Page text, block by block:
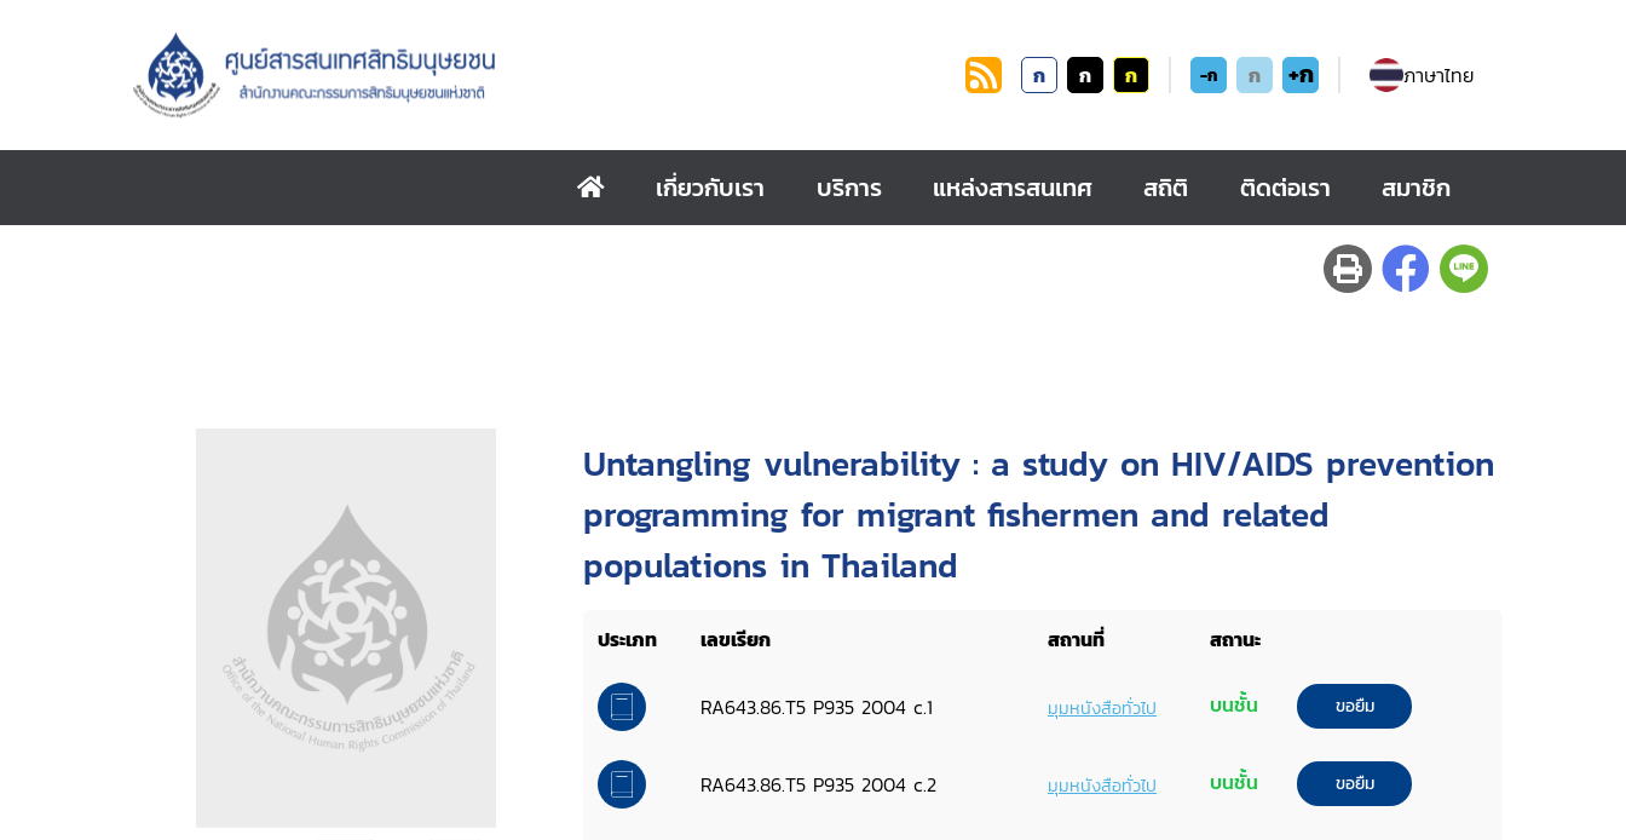
ก ก ก -ก ก +ก ภาษาไทย
เกี่ยวกับเรา บริการ แหล่งสารสนเทศ สถิติ ติดต่อเรา สมาชิก
Untangling vulnerability : a study on HIV/AIDS prevention
programming for migrant fishermen and related
populations in Thailand
ประเภท เลขเรียก สถานที่ สถานะ
RA643.86.T5 P935 2004 c.1 มุมหนังสือทั่วไป บนชั้น ขอยืม
RA643.86.T5 P935 2004 c.2 มุมหนังสือทั่วไป บนชั้น ขอยืม